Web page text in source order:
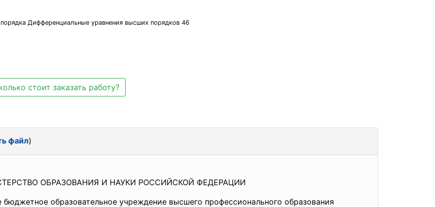
Дифференциальные уравнения высших порядков 46
стоит заказать работу?
файл)
ОБРАЗОВАНИЯ И НАУКИ РОССИЙСКОЙ ФЕДЕРАЦИИ
бюджетное образовательное учреждение высшего профессионального образования